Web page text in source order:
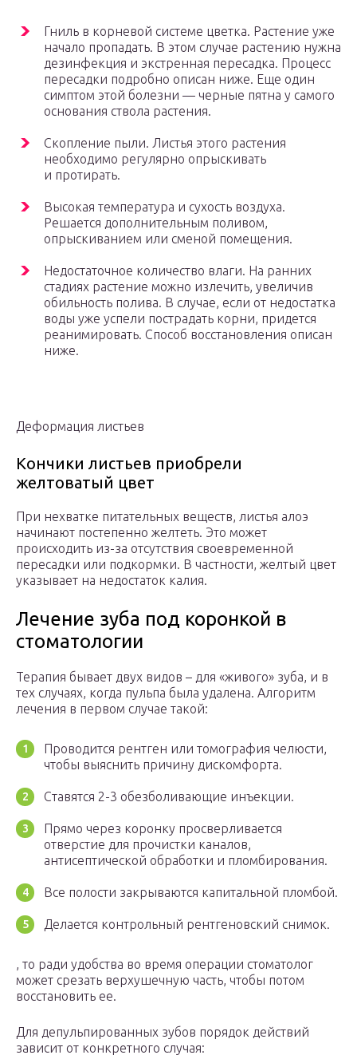
Гниль в корневой системе цветка. Растение уже
начало пропадать. В этом случае растению нужна
дезинфекция и экстренная пересадка. Процесс
пересадки подробно описан ниже. Еще один
симптом этой болезни — черные пятна у самого
основания ствола растения.
Скопление пыли. Листья этого растения
необходимо регулярно опрыскивать
и протирать.
Высокая температура и сухость воздуха.
Решается дополнительным поливом,
опрыскиванием или сменой помещения.
Недостаточное количество влаги. На ранних
стадиях растение можно излечить, увеличив
обильность полива. В случае, если от недостатка
воды уже успели пострадать корни, придется
реанимировать. Способ восстановления описан
ниже.
Деформация листьев
Кончики листьев приобрели
желтоватый цвет
При нехватке питательных веществ, листья алоэ
начинают постепенно желтеть. Это может
происходить из-за отсутствия своевременной
пересадки или подкормки. В частности, желтый цвет
указывает на недостаток калия.
Лечение зуба под коронкой в
стоматологии
Терапия бывает двух видов – для «живого» зуба, и в
тех случаях, когда пульпа была удалена. Алгоритм
лечения в первом случае такой:
Проводится рентген или томография челюсти,
чтобы выяснить причину дискомфорта.
Ставятся 2-3 обезболивающие инъекции.
Прямо через коронку просверливается
отверстие для прочистки каналов,
антисептической обработки и пломбирования.
Все полости закрываются капитальной пломбой.
Делается контрольный рентгеновский снимок.
, то ради удобства во время операции стоматолог
может срезать верхушечную часть, чтобы потом
восстановить ее.
Для депульпированных зубов порядок действий
зависит от конкретного случая: